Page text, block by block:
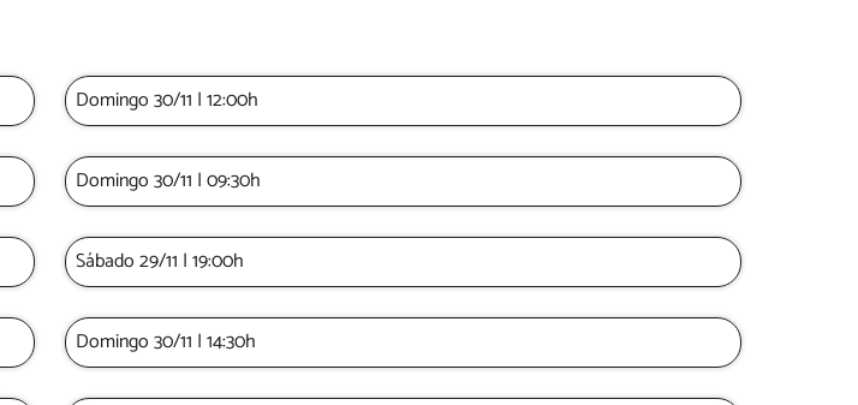
Domingo 30/11 | 12:00h
Domingo 30/11 | 09:30h
Sábado 29/11 | 19:00h
Domingo 30/11 | 14:30h